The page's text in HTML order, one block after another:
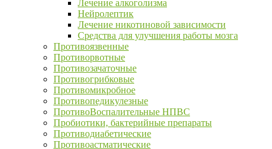
Лечение алкоголизма
Нейролептик
Лечение никотиновой зависимости
Средства для улучшения работы мозга
Противоязвенные
Противорвотные
Противозачаточные
Противогрибковые
Противомикробное
Противопедикулезные
ПротивоВоспалительные НПВС
Пробиотики, бактерийные препараты
Противодиабетические
Противоастматические